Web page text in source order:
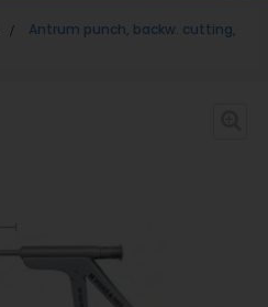
>
Antrum punch, backw. cutting,